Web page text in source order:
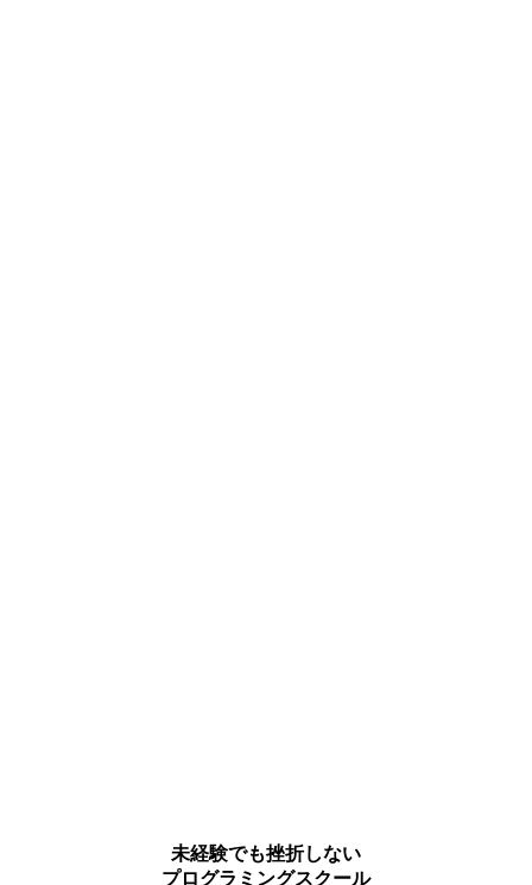
未経験でも挫折しない
プログラミングスクール